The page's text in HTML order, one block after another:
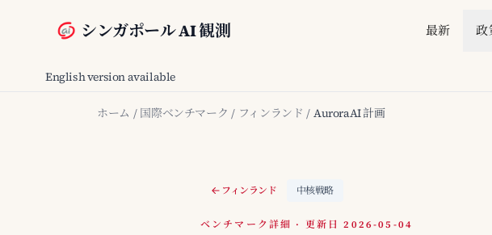
シンガポール AI 観測 最新 政
English version available
ホーム / 国際ベンチマーク / フィンランド / AuroraAI 計画
フィンランド 中核戦略
ベンチマーク詳細 · 更新日 2026-05-04